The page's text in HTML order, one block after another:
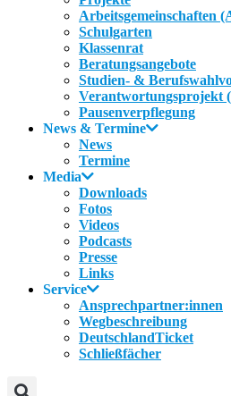
Arbeitsgemeinschaften
Schulgarten
Klassenrat
Beratungsangebote
Studien- &
Verantwortungsprojekt
Pausenverpflegung
News & Termine
News
Termine
Media
Downloads
Fotos
Videos
Podcasts
Presse
Links
Service
Ansprechpartner:innen
Wegbeschreibung
DeutschlandTicket
Schließfächer